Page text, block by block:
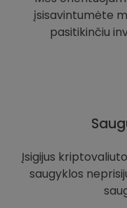
įsisavintumėte
pasitikinčiu
Įsigijus
saugyklos